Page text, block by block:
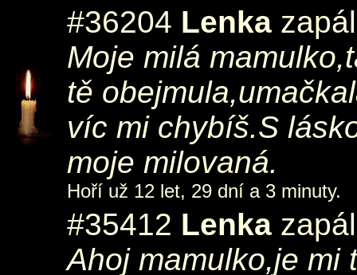
#36204 Lenka
Moje milá
tě
víc mi chybíš.S
moje milovaná.
Hoří už 12 let, 29 dní a 3 minuty.
#35412 Lenka
Ahoj mamulko,je mi